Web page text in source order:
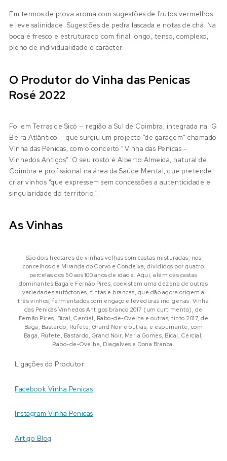
Em termos de prova aroma com sugestões de frutos vermelhos
e leve salinidade. Sugestões de pedra lascada e notas de chá. Na
boca é fresco e estruturado com final longo, tenso, complexo,
pleno de individualidade e carácter.
O Produtor do Vinha das Penicas
Rosé 2022
Foi em Terras de Sicó — região a Sul de Coimbra, integrada na IG
Beira Atlântico — que surgiu um projecto “de garagem” chamado
Vinha das Penicas, com o conceito “Vinha das Penicas –
Vinhedos Antigos”. O seu rosto é Alberto Almeida, natural de
Coimbra e profissional na área da Saúde Mental, que pretende
criar vinhos “que expressem sem concessões a autenticidade e
singularidade do território”.
As Vinhas
São dois hectares de vinhas velhas com castas misturadas, nos
concelhos de Miranda do Corvo e Condeixa, divididos por quatro
parcelas dos 50 aos 100 anos de idade. Aqui, além das castas
dominantes Baga e Fernão Pires, coexistem uma dezena de outras
variedades autóctones, tintas e brancas, que dão agora origem a
três vinhos, fermentados com engaço e leveduras indígenas: Vinha
das Penicas Vinhedos Antigos branco 2017 (um curtimenta), de
Fernão Pires, Bical, Cercial, Rabo-de-Ovelha e outras; tinto 2017, de
Baga, Bastardo, Rufete, Grand Noir e outras; e espumante, com
Baga, Rufete, Bastardo, Grand Noir, Maria Gomes, Bical, Cercial,
Rabo-de-Ovelha, Diagalves e Dona Branca.
Ligações do Produtor:
Facebook Vinha Penicas
Instagram Vinha Penicas
Artigo Blog